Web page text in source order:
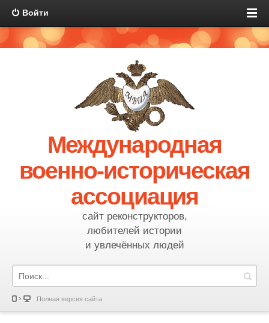
Войти
Международная
военно-историческая
ассоциация
сайт реконструкторов,
любителей истории
и увлечённых людей
Полная версия сайта